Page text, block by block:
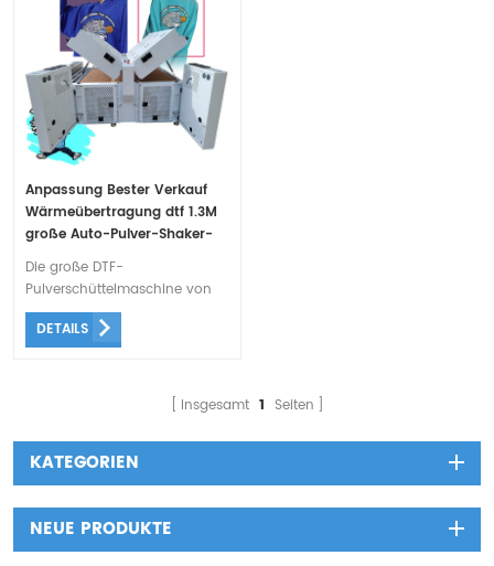
Anpassung Bester Verkauf
Wärmeübertragung dtf 1.3M
große Auto-Pulver-Shaker-
Maschine
Die große DTF-
Pulverschüttelmaschine von
AIIFAR hat einen längeren
Heizbereich, eine
Verstärken Sie die verbesserte
Verschlechterung der
Filmbeschichtung zu
verhindern
DETAILS
Insgesamt 1 Seiten
KATEGORIEN
NEUE PRODUKTE